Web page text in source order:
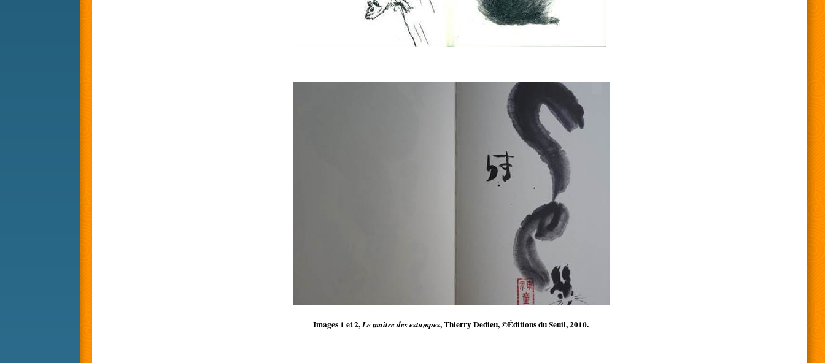
Images 1 et 2,Le maître des estampes, Thierry Dedieu, ©Éditions du Seuil, 2010.